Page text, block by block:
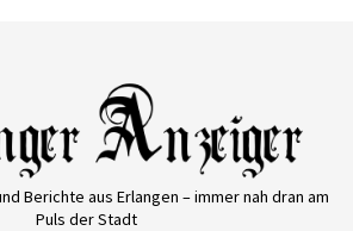
Berichte aus Erlangen – immer nah dran am
Puls der Stadt